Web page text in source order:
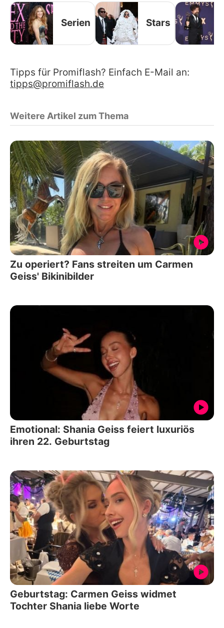
Serien Stars
Tipps für Promiflash? Einfach E-Mail an:
tipps@promiflash.de
Weitere Artikel zum Thema
Zu operiert? Fans streiten um Carmen
Geiss' Bikinibilder
Emotional: Shania Geiss feiert luxuriös
ihren 22. Geburtstag
Geburtstag: Carmen Geiss widmet
Tochter Shania liebe Worte